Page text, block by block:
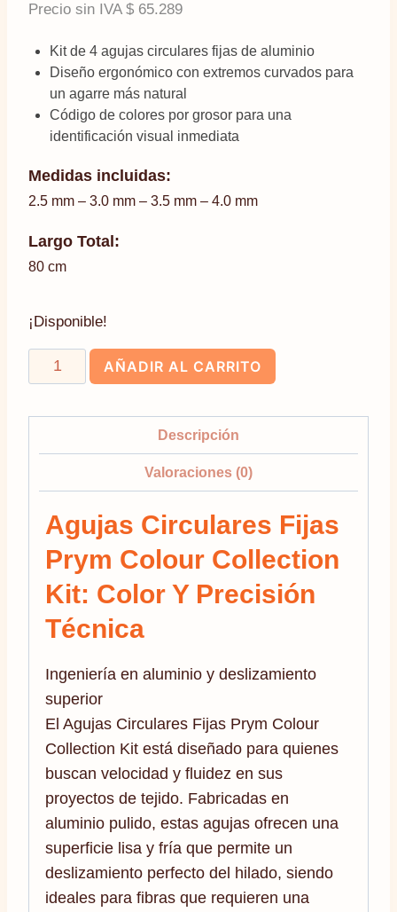
Precio sin IVA $ 65.289
Kit de 4 agujas circulares fijas de aluminio
Diseño ergonómico con extremos curvados para
un agarre más natural
Código de colores por grosor para una
identificación visual inmediata
Medidas incluidas:
2.5 mm – 3.0 mm – 3.5 mm – 4.0 mm
Largo Total:
80 cm
¡Disponible!
Agujas
Circulares
Colour
80cm
2.5
4mm
AÑADIR AL CARRITO
Descripción
Valoraciones (0)
Agujas Circulares Fijas
Prym Colour Collection
Kit: Color Y Precisión
Técnica
Ingeniería en aluminio y deslizamiento
superior
El Agujas Circulares Fijas Prym Colour
Collection Kit está diseñado para quienes
buscan velocidad y fluidez en sus
proyectos de tejido. Fabricadas en
aluminio pulido, estas agujas ofrecen una
superficie lisa y fría que permite un
deslizamiento perfecto del hilado, siendo
ideales para fibras que requieren una